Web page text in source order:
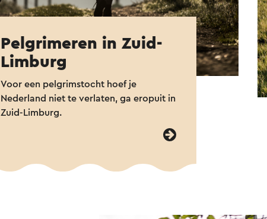
Pelgrimeren in Zuid-
Limburg
Voor een pelgrimstocht hoef je
Nederland niet te verlaten, ga eropuit in
Zuid-Limburg.